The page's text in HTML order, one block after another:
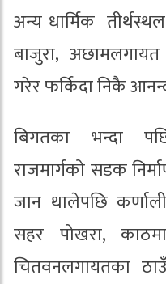
अन्य धार्मिक
बाजुरा,
गरेर फर्किदा निकै
बिगतका भन्दा
राजमार्गको सडक
जान थालेपछि
सहर पोखरा,
चितवनलगायतका